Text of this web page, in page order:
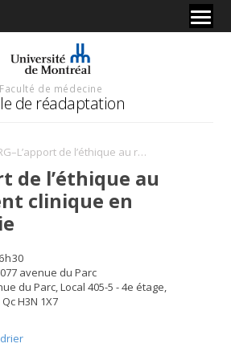
Faculté de médecine
de réadaptation
ERG–L’apport de l’éthique au raisonnement clinique en ergothérapie
de l’éthique au
clinique en
h30
avenue du Parc
du Parc, Local 405-5 - 4e étage,
H3N 1X7